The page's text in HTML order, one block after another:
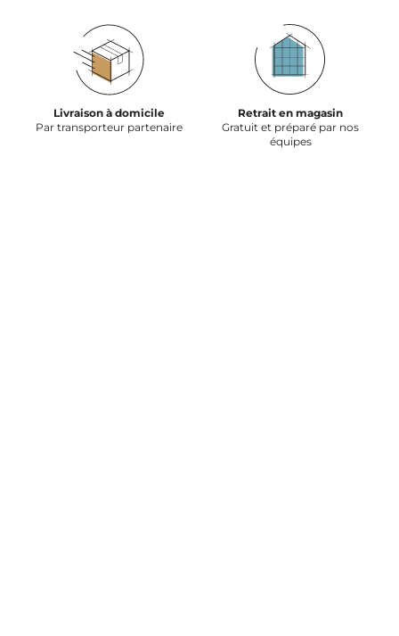
Livraison à domicile
Par transporteur partenaire
Retrait en magasin
Gratuit et préparé par nos
équipes